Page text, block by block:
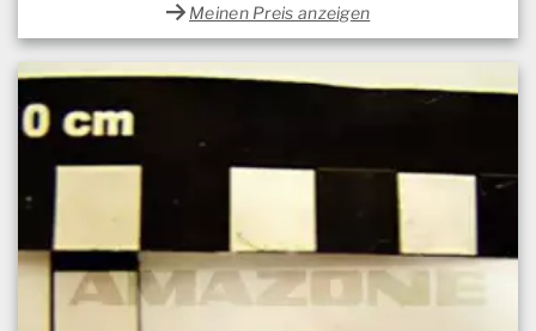
Meinen Preis anzeigen